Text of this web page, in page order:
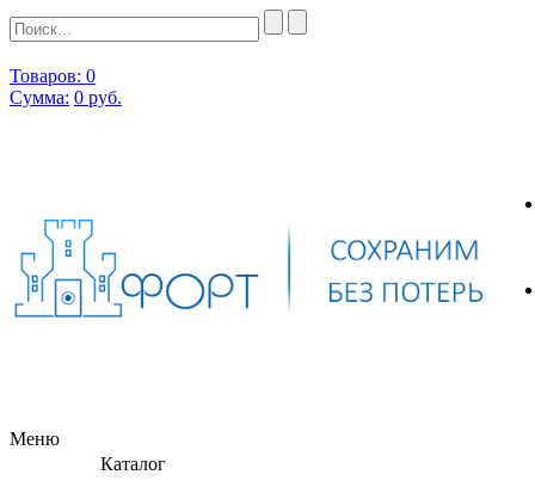
Товаров: 0
Сумма: 0 руб.
Меню
Каталог